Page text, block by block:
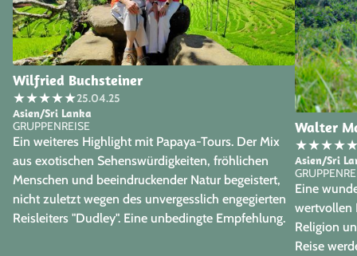
Wilfried Buchsteiner
★★★★★25.04.25
Asien/Sri Lanka
GRUPPENREISE
Ein weiteres Highlight mit Papaya-Tours. Der Mix
aus exotischen Sehenswürdigkeiten, fröhlichen
Menschen und beeindruckender Natur begeistert,
nicht zuletzt wegen des unvergesslich engegierten
Reisleiters "Dudley". Eine unbedingte Empfehlung.
Walter
★★★★
Asien/Sri
Eine
wertvollen
Religion
Reise